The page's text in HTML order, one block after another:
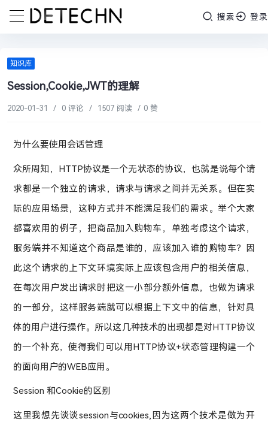
搜索 登录
知识库
Session,Cookie,JWT的理解
2020-01-31 / 0 评论 / 1507 阅读 / 0 赞
为什么要使用会话管理
众所周知，HTTP协议是一个无状态的协议，也就是说每个请
求都是一个独立的请求，请求与请求之间并无关系。但在实
际的应用场景，这种方式并不能满足我们的需求。举个大家
都喜欢用的例子，把商品加入购物车，单独考虑这个请求，
服务端并不知道这个商品是谁的，应该加入谁的购物车？因
此这个请求的上下文环境实际上应该包含用户的相关信息，
在每次用户发出请求时把这一小部分额外信息，也做为请求
的一部分，这样服务端就可以根据上下文中的信息，针对具
体的用户进行操作。所以这几种技术的出现都是对HTTP协议
的一个补充，使得我们可以用HTTP协议+状态管理构建一个
的面向用户的WEB应用。
Session 和Cookie的区别
这里我想先谈谈session与cookies,因为这两个技术是做为开